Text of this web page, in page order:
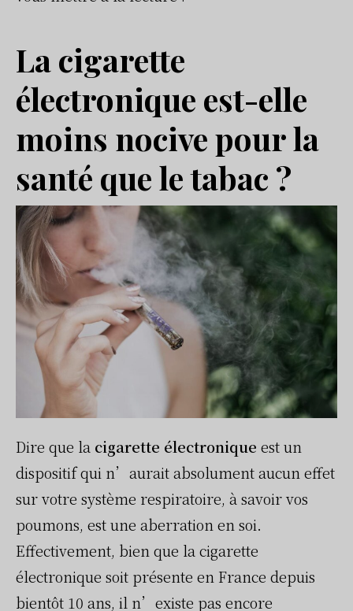
La cigarette
électronique est-elle
moins nocive pour la
santé que le tabac ?
Dire que la cigarette électronique est un
dispositif qui n’aurait absolument aucun effet
sur votre système respiratoire, à savoir vos
poumons, est une aberration en soi.
Effectivement, bien que la cigarette
électronique soit présente en France depuis
bientôt 10 ans, il n’existe pas encore